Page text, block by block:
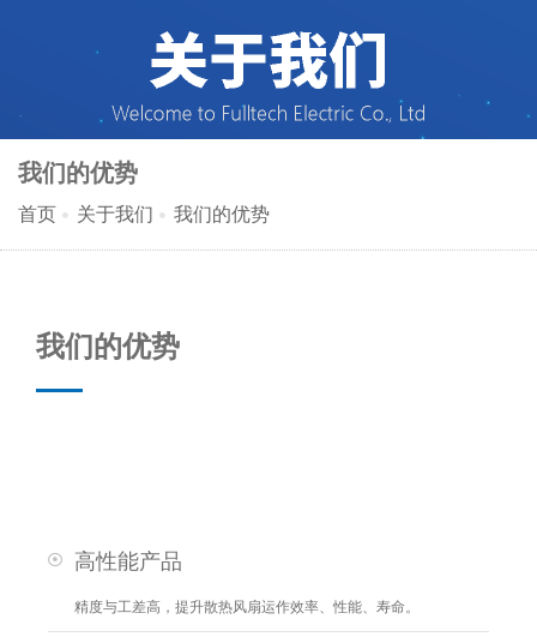
我们的优势
首页 关于我们 我们的优势
我们的优势
高性能产品
精度与工差高，提升散热风扇运作效率、性能、寿命。